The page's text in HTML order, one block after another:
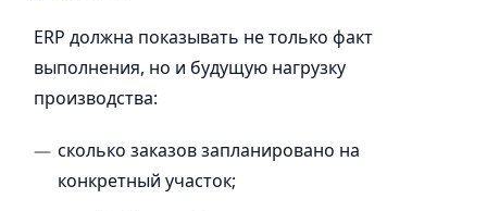
ERP должна показывать не только факт
выполнения, но и будущую нагрузку
производства:
сколько заказов запланировано на
конкретный участок;